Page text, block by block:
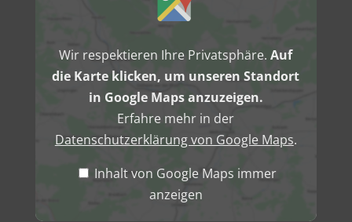
Wir respektieren Ihre Privatsphäre.Auf
die Karte klicken, um unseren Standort
in Google Maps anzuzeigen.
Erfahre mehr in der
Datenschutzerklärung von Google Maps.
Inhalt von Google Maps immer
anzeigen